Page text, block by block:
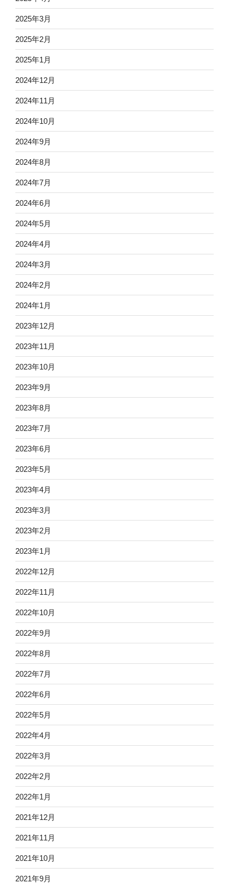
2025年3月
2025年2月
2025年1月
2024年12月
2024年11月
2024年10月
2024年9月
2024年8月
2024年7月
2024年6月
2024年5月
2024年4月
2024年3月
2024年2月
2024年1月
2023年12月
2023年11月
2023年10月
2023年9月
2023年8月
2023年7月
2023年6月
2023年5月
2023年4月
2023年3月
2023年2月
2023年1月
2022年12月
2022年11月
2022年10月
2022年9月
2022年8月
2022年7月
2022年6月
2022年5月
2022年4月
2022年3月
2022年2月
2022年1月
2021年12月
2021年11月
2021年10月
2021年9月